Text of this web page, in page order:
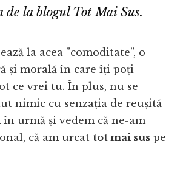
de la blogul Tot Mai Sus.
la acea ”comoditate”, o
și morală în care îți poți
ce vrei tu. În plus, nu se
nimic cu senzația de reușită
urmă și vedem că ne-am
că am urcattot mai sus pe